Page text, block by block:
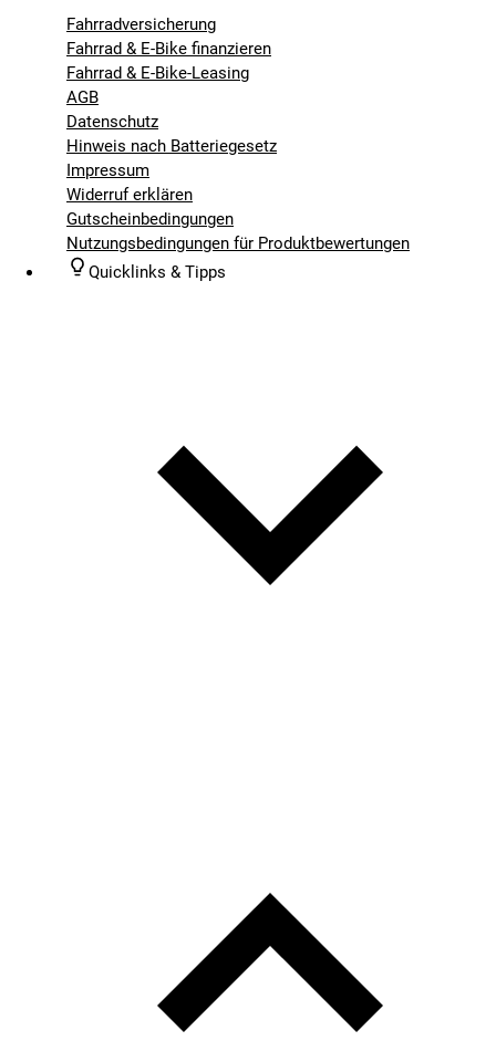
Fahrradversicherung
Fahrrad & E-Bike finanzieren
Fahrrad & E-Bike-Leasing
AGB
Datenschutz
Hinweis nach Batteriegesetz
Impressum
Widerruf erklären
Gutscheinbedingungen
Nutzungsbedingungen für Produktbewertungen
Quicklinks & Tipps